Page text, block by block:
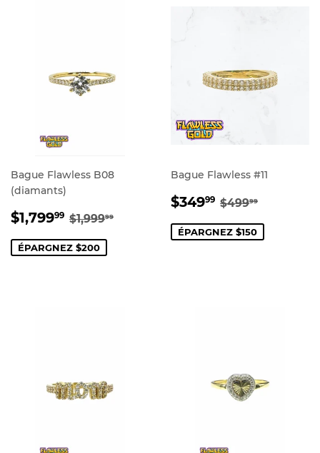
Bague Flawless B08
(diamants)
PRIX
$1,79999 $1,799.99
PRIX RÉGULIER
$1,99999
ÉPARGNEZ $200
Bague Flawless #11
PRIX
$34999 $349.99
PRIX
$49999
ÉPARGNEZ $150